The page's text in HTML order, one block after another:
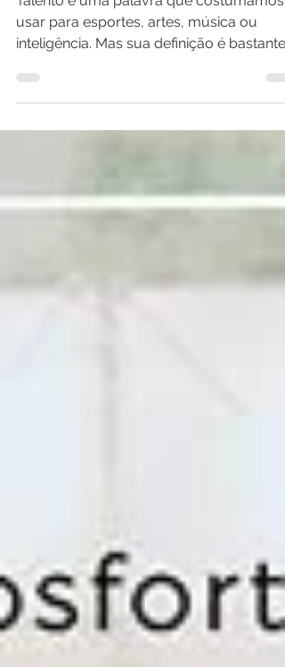
Atualizadas!
Talento é uma palavra que costumamos
inteligência. Mas sua definição é bastante
vaga. Quando lemos...